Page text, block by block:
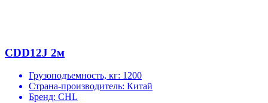
CDD12J 2м
Грузоподъемность, кг: 1200
Страна-производитель: Китай
Бренд: CHL